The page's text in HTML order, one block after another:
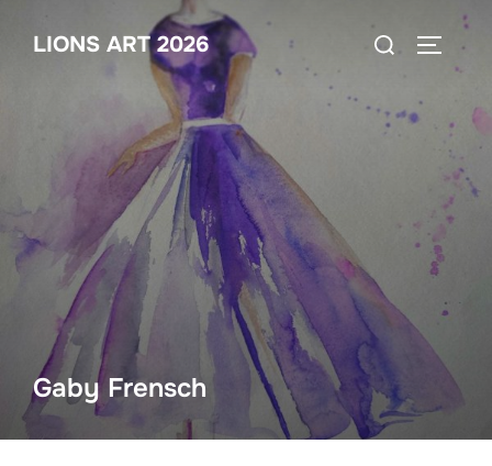
InhaltLIONS ART 2026
Suchen
Gaby Frensch